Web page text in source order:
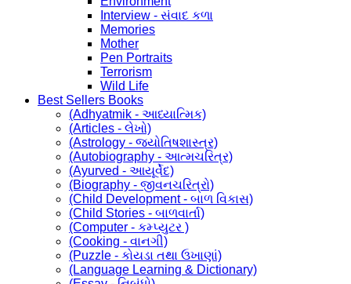
Interview - સંવાદ કળા
Memories
Mother
Pen Portraits
Terrorism
Wild Life
Best Sellers Books
(Adhyatmik - આધ્યાત્મિક)
(Articles - લેખો)
(Astrology - જ્યોતિષશાસ્ત્ર)
(Autobiography - આત્મચરિત્ર)
(Ayurved - આયૂર્વેદ)
(Biography - જીવનચરિત્રો)
(Child Development - બાળ વિકાસ)
(Child Stories - બાળવાર્તા)
(Computer - કમ્પ્યુટર )
(Cooking - વાનગી)
(Puzzle - કોયડા તથા ઉખાણાં)
(Language Learning & Dictionary)